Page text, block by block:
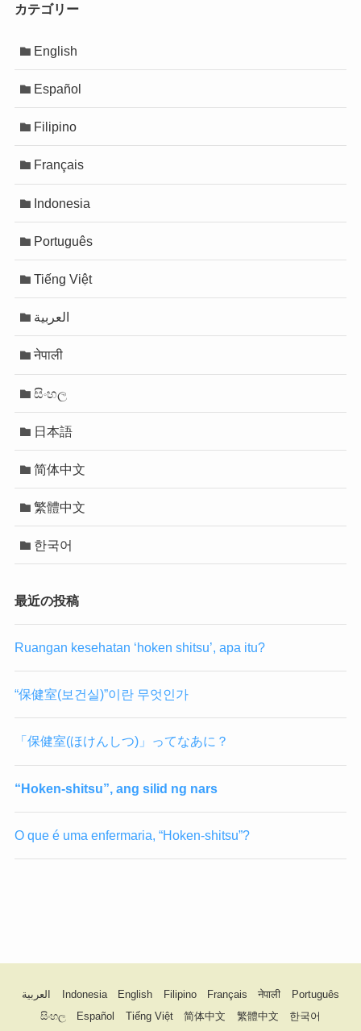
カテゴリー
English
Español
Filipino
Français
Indonesia
Português
Tiếng Việt
العربية
नेपाली
සිංහල
日本語
简体中文
繁體中文
한국어
最近の投稿
Ruangan kesehatan ‘hoken shitsu’, apa itu?
“保健室(보건실)”이란 무엇인가
「保健室(ほけんしつ)」ってなあに？
“Hoken-shitsu”, ang silid ng nars
O que é uma enfermaria, “Hoken-shitsu”?
العربية Indonesia English Filipino Français नेपाली
Português
සිංහල
Español Tiếng Việt 简体中文 繁體中文 한국어